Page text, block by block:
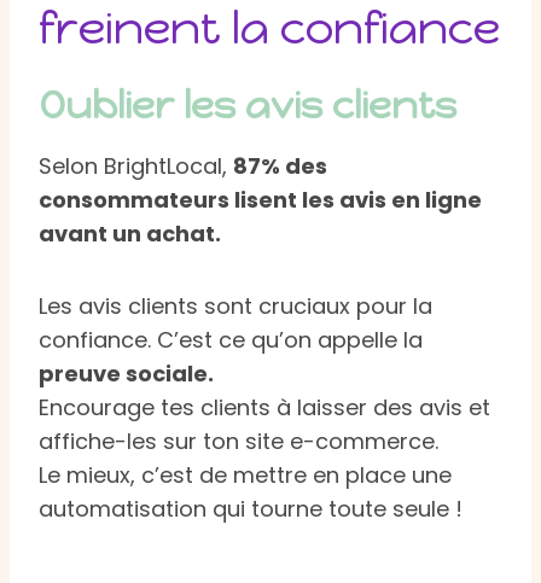
freinent la confiance
Oublier les avis clients
Selon BrightLocal, 87% des
consommateurs lisent les avis en ligne
avant un achat.
Les avis clients sont cruciaux pour la
confiance. C’est ce qu’on appelle la
preuve sociale.
Encourage tes clients à laisser des avis et
affiche-les sur ton site e-commerce.
Le mieux, c’est de mettre en place une
automatisation qui tourne toute seule !